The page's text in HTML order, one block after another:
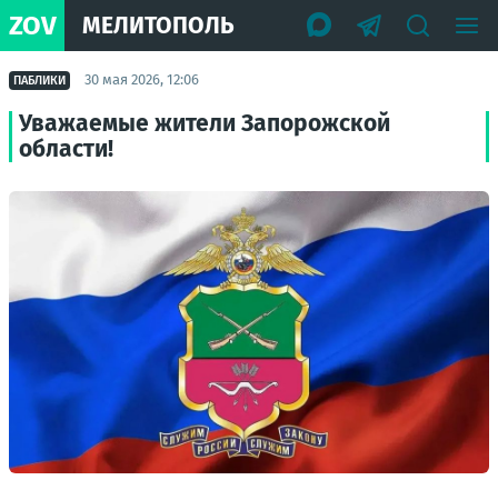
ZOV МЕЛИТОПОЛЬ
ПАБЛИКИ 30 мая 2026, 12:06
Уважаемые жители Запорожской
области!